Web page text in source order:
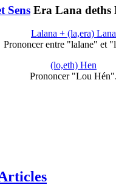
Sens Era Lana deths
Lalana + (la,era) Lana
Prononcer entre "lalane" et
(lo,eth) Hen
Prononcer "Lou Hén".